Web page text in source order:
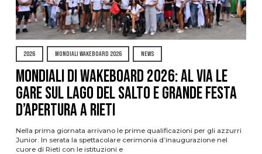
2026 MONDIALI WAKEBOARD 2026 NEWS
Mondiali di Wakeboard 2026: al via le
gare sul Lago del Salto e grande festa
d’apertura a Rieti
Nella prima giornata arrivano le prime qualificazioni per gli azzurri
Junior. In serata la spettacolare cerimonia d’inaugurazione nel
cuore di Rieti con le istituzioni e